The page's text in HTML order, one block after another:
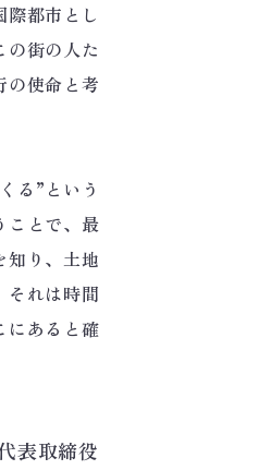
都市とし
の街の人た
の使命と考
る”という
ことで、最
知り、土地
それは時間
にあると確
表取締役